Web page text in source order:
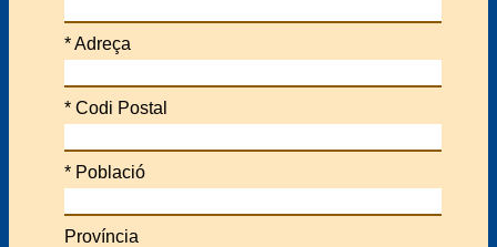
*Adreça
* Codi Postal
* Població
Província